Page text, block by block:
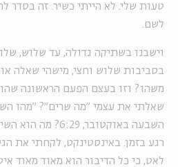
טעות שלי. לא הייתי כשיר. זה בסדר
לשם.
וישבנו בשתיקה גדולה, עד שלוש,
בסביבות שלוש וחצי, מישהי שאלה
משהו? וזו בעצם הפעם הראשונה
שאלתי את עצמי ״מה שרים״? ״מהו
השבעה באוקטובר,
רגע בזמן. באינסטינקט, לקחתי את
לאט, כי כל הדיבור הוא מאוד מאוד